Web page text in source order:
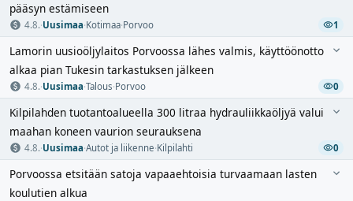
pääsyn estämiseen
4.8.·Uusimaa·Kotimaa·Porvoo 1
Lamorin uusioöljylaitos Porvoossa lähes valmis, käyttöönotto
alkaa pian Tukesin tarkastuksen jälkeen
4.8.·Uusimaa·Talous·Porvoo 0
Kilpilahden tuotantoalueella 300 litraa hydrauliikkaöljyä valui
maahan koneen vaurion seurauksena
4.8.·Uusimaa·Autot ja liikenne·Kilpilahti 0
Porvoossa etsitään satoja vapaaehtoisia turvaamaan lasten
koulutien alkua